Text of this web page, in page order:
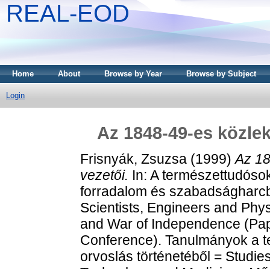
REAL-EOD
Home About Browse by Year Browse by Subject
Login
Az 1848-49-es
Frisnyák, Zsuzsa (1999)Az
vezetői. In: A
forradalom és
Scientists, Engineers and
and War of Independence
Conference). Tanulmányok a
orvoslás történetéből =